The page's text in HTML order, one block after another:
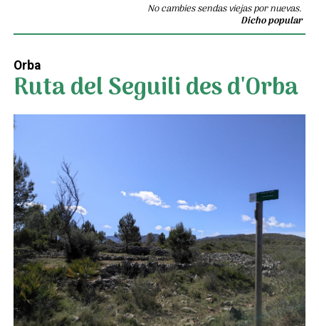
No cambies sendas viejas por nuevas.
Dicho popular
Orba
Ruta del Seguili des d'Orba